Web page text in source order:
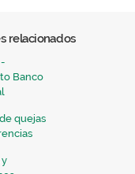
relacionados
Banco
quejas
y